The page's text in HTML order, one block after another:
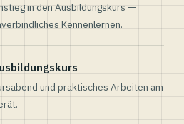
in den Ausbildungskurs —
Kennenlernen.
und praktisches Arbeiten am